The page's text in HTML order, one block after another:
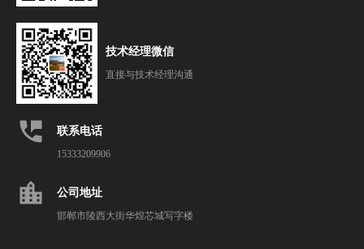
技术经理微信
直接与技术经理沟通
perm_phone_msg 联系电话
15333209906
location_city 公司地址
邯郸市陵西大街华煌芯城写字楼